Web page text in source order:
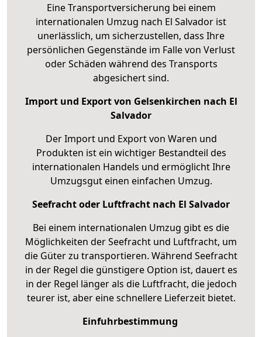
Eine Transportversicherung bei einem
internationalen Umzug nach El Salvador ist
unerlässlich, um sicherzustellen, dass Ihre
persönlichen Gegenstände im Falle von Verlust
oder Schäden während des Transports
abgesichert sind.
Import und Export von Gelsenkirchen nach El
Salvador
Der Import und Export von Waren und
Produkten ist ein wichtiger Bestandteil des
internationalen Handels und ermöglicht Ihre
Umzugsgut einen einfachen Umzug.
Seefracht oder Luftfracht nach El Salvador
Bei einem internationalen Umzug gibt es die
Möglichkeiten der Seefracht und Luftfracht, um
die Güter zu transportieren. Während Seefracht
in der Regel die günstigere Option ist, dauert es
in der Regel länger als die Luftfracht, die jedoch
teurer ist, aber eine schnellere Lieferzeit bietet.
Einfuhrbestimmung